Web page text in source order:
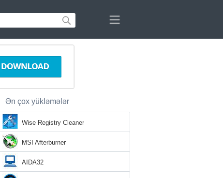
Ən çox yükləmələr
Wise Registry Cleaner
MSI Afterburner
AIDA32